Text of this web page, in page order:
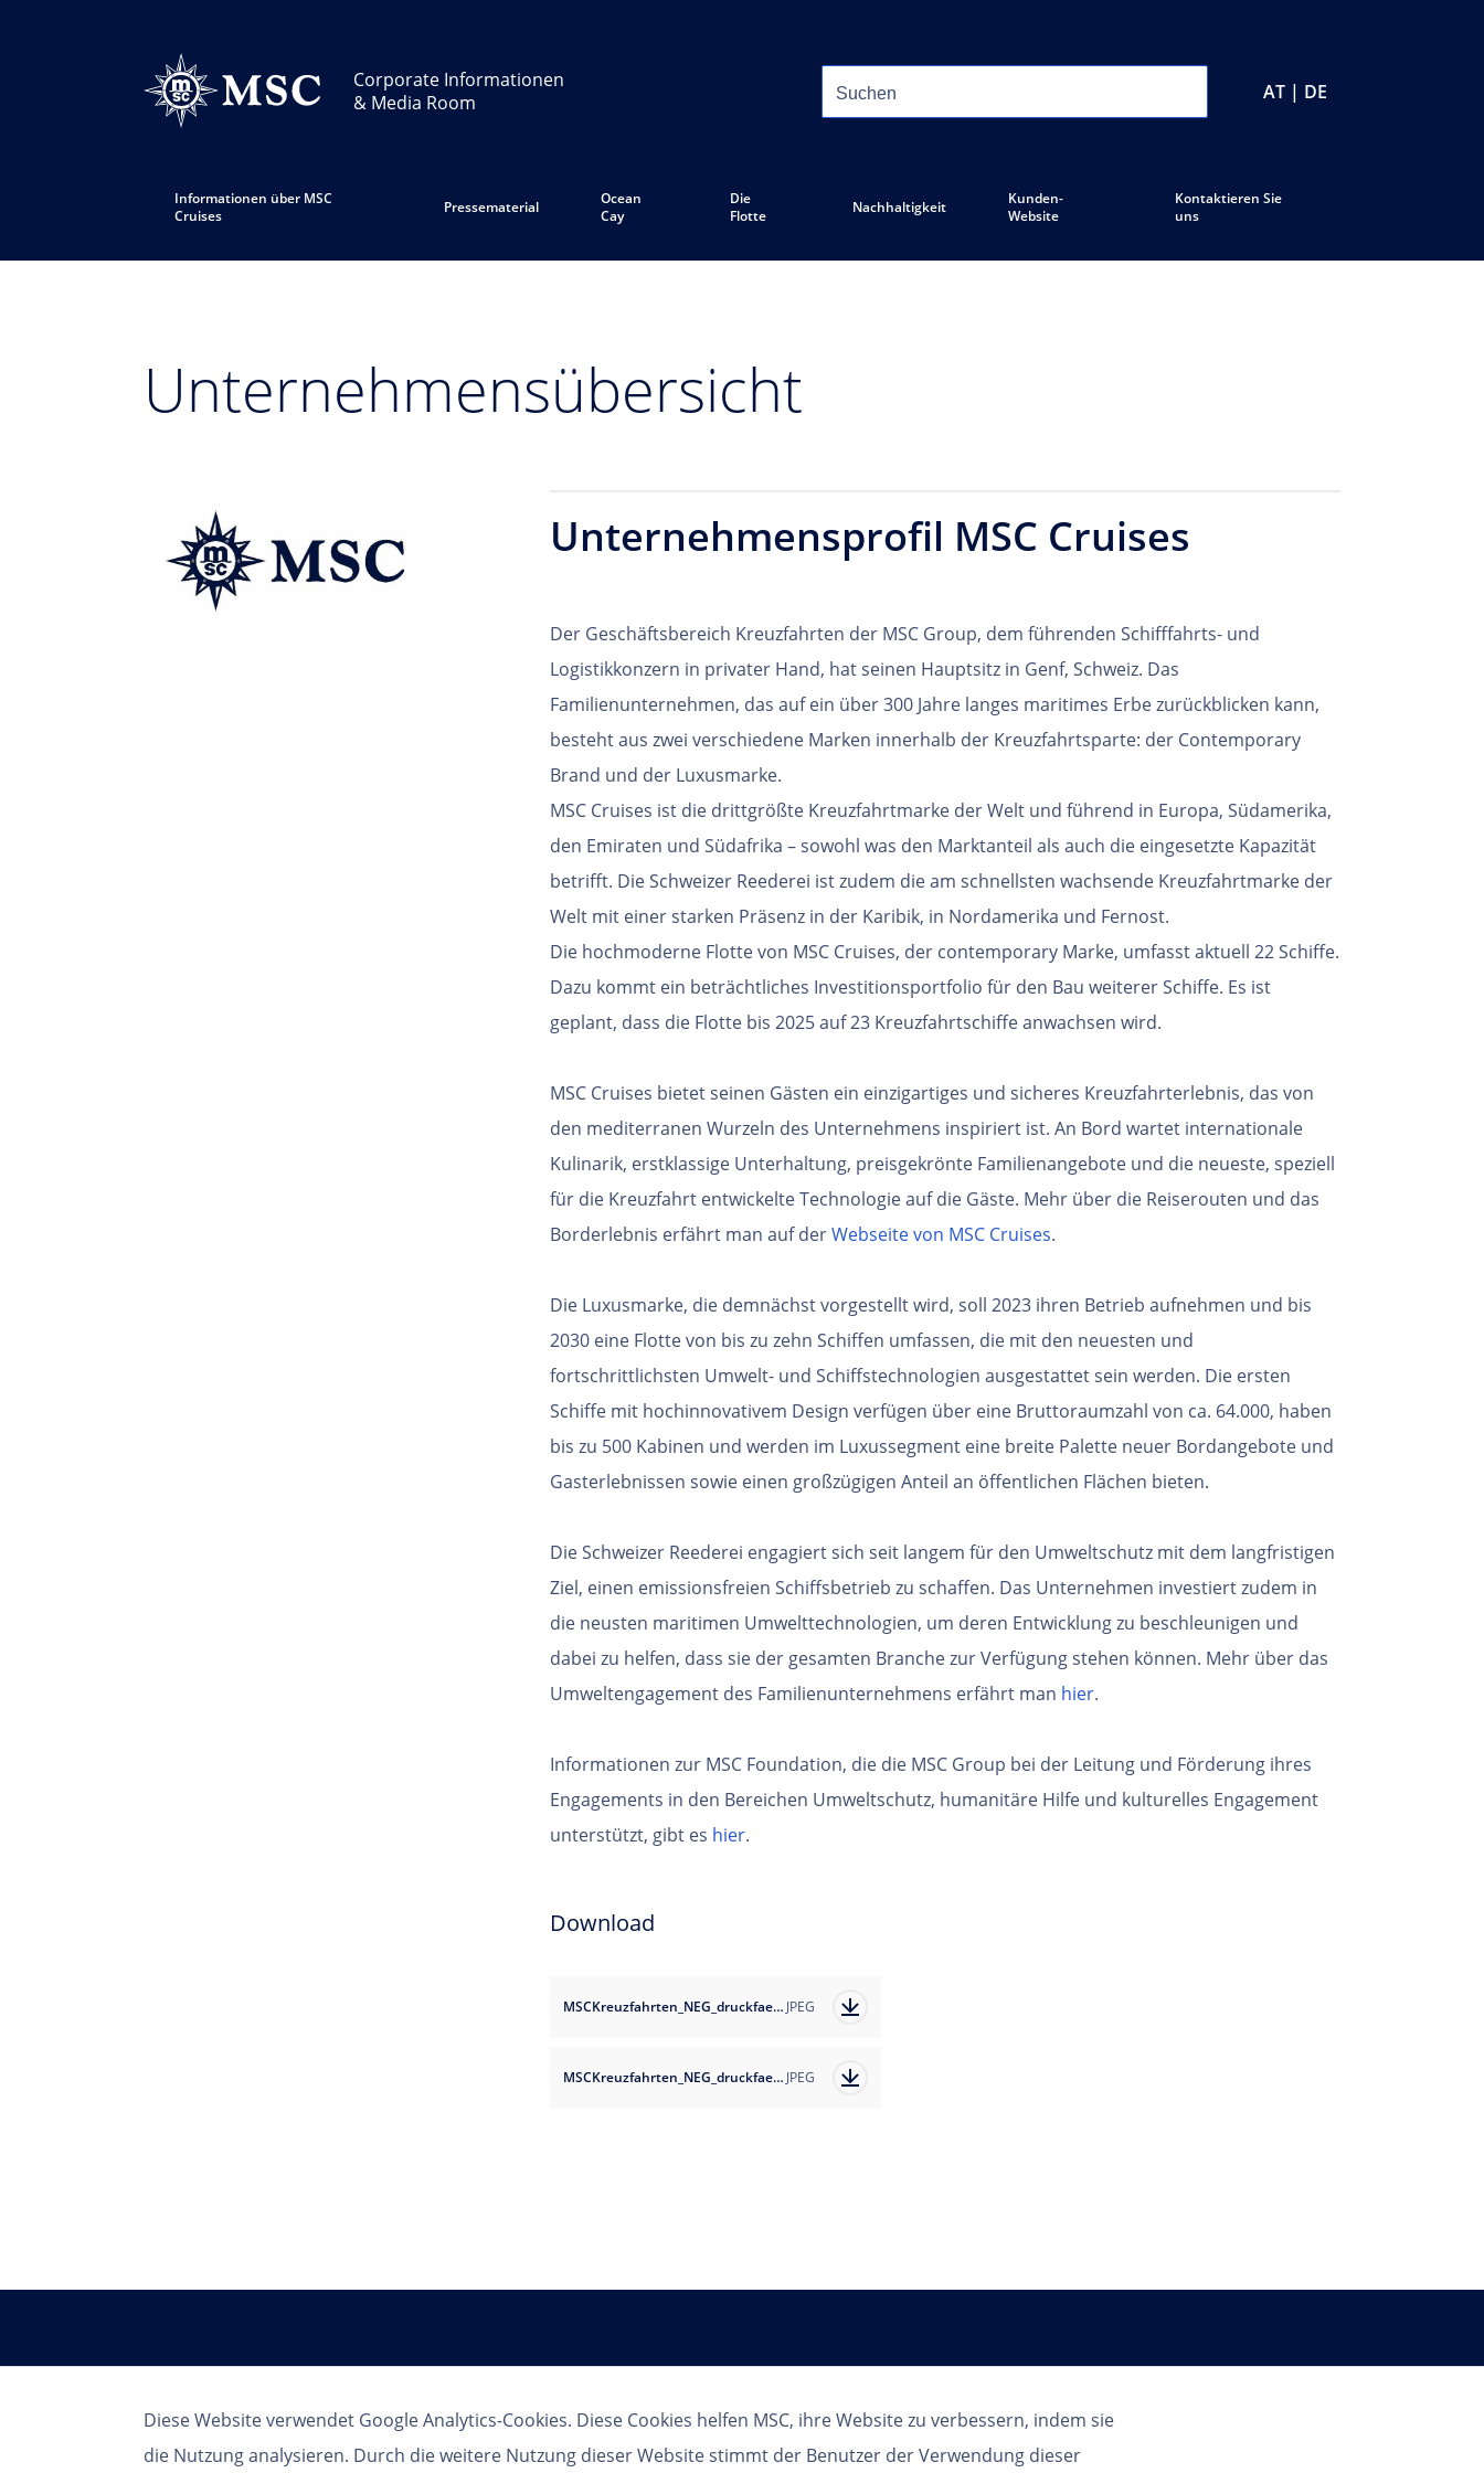
Diese Website verwendet Google Analytics-Cookies. Diese Cookies helfen MSC, ihre Website zu verbessern, indem sie
die Nutzung analysieren. Durch die weitere Nutzung dieser Website stimmt der Benutzer der Verwendung dieser
Corporate Informationen
& Media Room
AT | DE
Informationen über MSC
Cruises
Pressematerial
Ocean
Cay
Die
Flotte
Nachhaltigkeit
Kunden-
Website
Kontaktieren Sie
uns
Unternehmensübersicht
Unternehmensprofil MSC Cruises
Der Geschäftsbereich Kreuzfahrten der MSC Group, dem führenden Schifffahrts- und
Logistikkonzern in privater Hand, hat seinen Hauptsitz in Genf, Schweiz. Das
Familienunternehmen, das auf ein über 300 Jahre langes maritimes Erbe zurückblicken kann,
besteht aus zwei verschiedene Marken innerhalb der Kreuzfahrtsparte: der Contemporary
Brand und der Luxusmarke.
MSC Cruises ist die drittgrößte Kreuzfahrtmarke der Welt und führend in Europa, Südamerika,
den Emiraten und Südafrika – sowohl was den Marktanteil als auch die eingesetzte Kapazität
betrifft. Die Schweizer Reederei ist zudem die am schnellsten wachsende Kreuzfahrtmarke der
Welt mit einer starken Präsenz in der Karibik, in Nordamerika und Fernost.
Die hochmoderne Flotte von MSC Cruises, der contemporary Marke, umfasst aktuell 22 Schiffe.
Dazu kommt ein beträchtliches Investitionsportfolio für den Bau weiterer Schiffe. Es ist
geplant, dass die Flotte bis 2025 auf 23 Kreuzfahrtschiffe anwachsen wird.
MSC Cruises bietet seinen Gästen ein einzigartiges und sicheres Kreuzfahrterlebnis, das von
den mediterranen Wurzeln des Unternehmens inspiriert ist. An Bord wartet internationale
Kulinarik, erstklassige Unterhaltung, preisgekrönte Familienangebote und die neueste, speziell
für die Kreuzfahrt entwickelte Technologie auf die Gäste. Mehr über die Reiserouten und das
Borderlebnis erfährt man auf derWebseite von MSC Cruises.
Die Luxusmarke, die demnächst vorgestellt wird, soll 2023 ihren Betrieb aufnehmen und bis
2030 eine Flotte von bis zu zehn Schiffen umfassen, die mit den neuesten und
fortschrittlichsten Umwelt- und Schiffstechnologien ausgestattet sein werden. Die ersten
Schiffe mit hochinnovativem Design verfügen über eine Bruttoraumzahl von ca. 64.000, haben
bis zu 500 Kabinen und werden im Luxussegment eine breite Palette neuer Bordangebote und
Gasterlebnissen sowie einen großzügigen Anteil an öffentlichen Flächen bieten.
Die Schweizer Reederei engagiert sich seit langem für den Umweltschutz mit dem langfristigen
Ziel, einen emissionsfreien Schiffsbetrieb zu schaffen. Das Unternehmen investiert zudem in
die neusten maritimen Umwelttechnologien, um deren Entwicklung zu beschleunigen und
dabei zu helfen, dass sie der gesamten Branche zur Verfügung stehen können. Mehr über das
Umweltengagement des Familienunternehmens erfährt man hier.
Informationen zur MSC Foundation, die die MSC Group bei der Leitung und Förderung ihres
Engagements in den Bereichen Umweltschutz, humanitäre Hilfe und kulturelles Engagement
unterstützt, gibt es hier.
Download
MSCKreuzfahrten_NEG_druckfaehig.jpg JPEG
MSCKreuzfahrten_NEG_druckfaehig.jpg JPEG
Follow us